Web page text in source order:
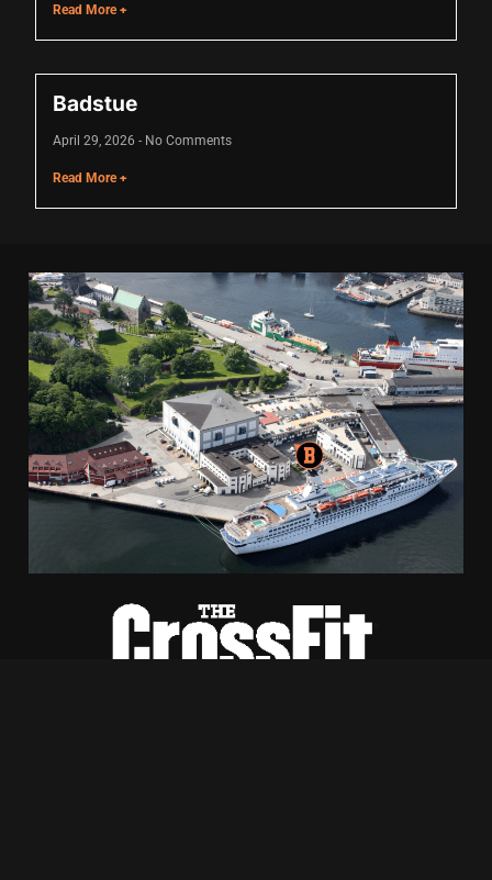
Read More +
Badstue
April 29, 2026 No Comments
Read More +